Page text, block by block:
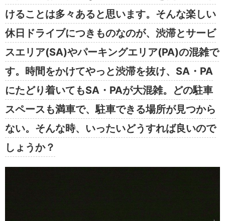
けることは多々あると思います。そんな楽しい
休日ドライブにつきものなのが、渋滞とサービ
スエリア(SA)やパーキングエリア(PA)の混雑で
す。時間をかけてやっと渋滞を抜け、SA・PA
にたどり着いてもSA・PAが大混雑。どの駐車
スペースも満車で、駐車できる場所が見つから
ない。そんな時、いったいどうすれば良いので
しょうか？